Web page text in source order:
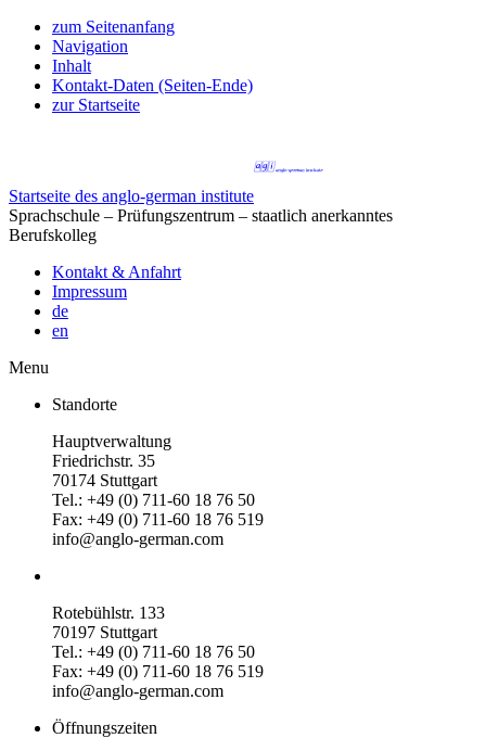
zum Seitenanfang
Navigation
Inhalt
Kontakt-Daten (Seiten-Ende)
zur Startseite
Startseite des anglo-german institute
Sprachschule – Prüfungszentrum – staatlich anerkanntes
Berufskolleg
Kontakt & Anfahrt
Impressum
de
en
Menu
Standorte
Hauptverwaltung
Friedrichstr. 35
70174 Stuttgart
Tel.: +49 (0) 711-60 18 76 50
Fax: +49 (0) 711-60 18 76 519
info@anglo-german.com
Rotebühlstr. 133
70197 Stuttgart
Tel.: +49 (0) 711-60 18 76 50
Fax: +49 (0) 711-60 18 76 519
info@anglo-german.com
Öffnungszeiten